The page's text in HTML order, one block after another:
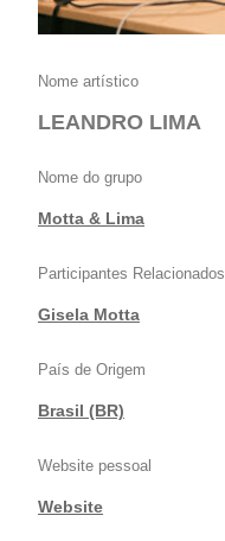
Nome artístico
LEANDRO LIMA
Nome do grupo
Motta & Lima
Participantes Relacionados
Gisela Motta
País de Origem
Brasil (BR)
Website pessoal
Website